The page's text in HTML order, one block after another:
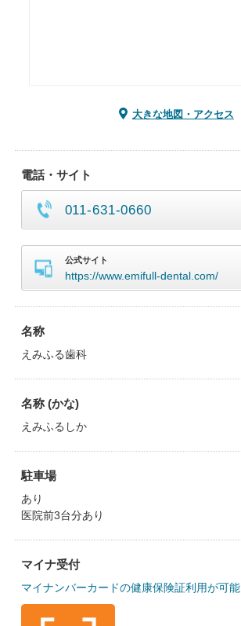
大きな地図・アクセス
電話・サイト
011-631-0660
公式サイト
https://www.emifull-dental.com/
名称
えみふる歯科
名称 (かな)
えみふるしか
駐車場
あり
医院前3台分あり
マイナ受付
マイナンバーカードの健康保険証利用が可能